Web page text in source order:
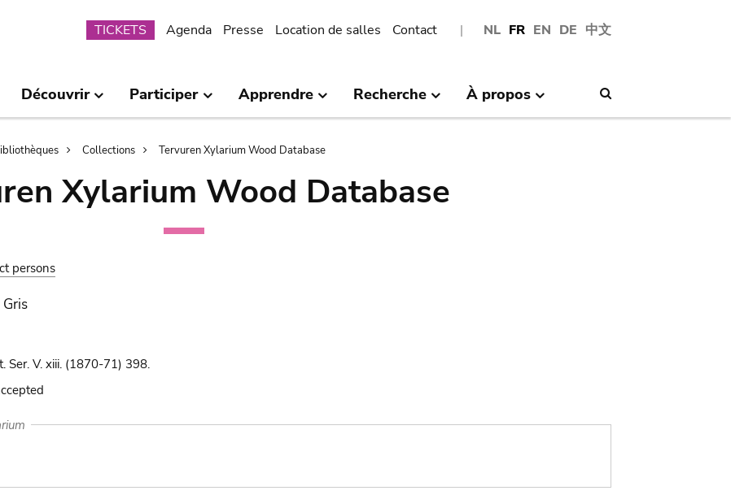
NL FR EN DE 中文
Submenu
TICKETS Agenda Presse Location de salles Contact
Découvrir Participer Apprendre Recherche À propos
Collections Tervuren Xylarium Wood Database
Xylarium Wood Database
persons
Ser. V. xiii. (1870-71) 398.